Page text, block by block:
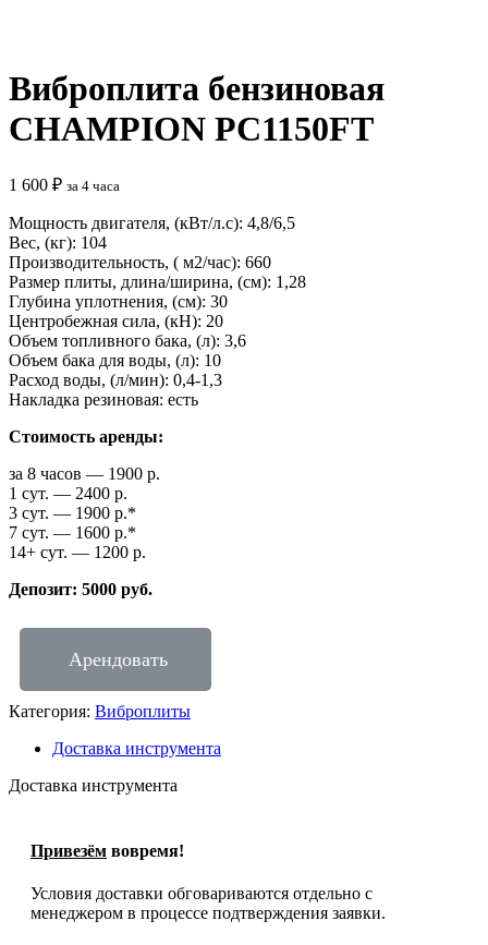
Виброплита бензиновая
CHAMPION PC1150FT
1 600 ₽ за 4 часа
Мощность двигателя, (кВт/л.с): 4,8/6,5
Вес, (кг): 104
Производительность, ( м2/час): 660
Размер плиты, длина/ширина, (см): 1,28
Глубина уплотнения, (см): 30
Центробежная сила, (кН): 20
Объем топливного бака, (л): 3,6
Объем бака для воды, (л): 10
Расход воды, (л/мин): 0,4-1,3
Накладка резиновая: есть
Стоимость аренды:
за 8 часов — 1900 р.
1 сут. — 2400 р.
3 сут. — 1900 р.*
7 сут. — 1600 р.*
14+ сут. — 1200 р.
Депозит: 5000 руб.
Арендовать
Категория: Виброплиты
Доставка инструмента
Доставка инструмента
Привезём вовремя!
Условия доставки обговариваются отдельно с
менеджером в процессе подтверждения заявки.